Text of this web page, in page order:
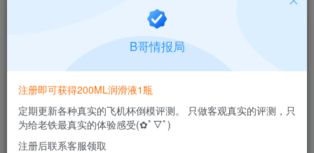
国产JEE.YUE海梨纱二代6斤进阶高刺激大份量倒
B哥情报局-产品指南针
2个月前更新
0 63 14
B哥情报局
注册即可获得200ML润滑液1瓶
定期更新各种真实的飞机杯倒模评测。 只做客观真实的评测，只
为给老铁最真实的体验感受(✿ﾟ▽ﾟ)
注册后联系客服领取